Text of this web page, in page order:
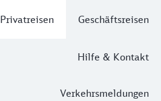
Privatreisen Geschäftsreisen
Hilfe & Kontakt
Verkehrsmeldungen